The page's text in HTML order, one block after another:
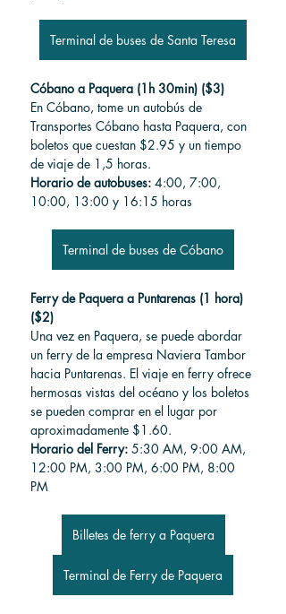
Terminal de buses de Santa Teresa
Cóbano a Paquera (1h 30min) ($3)
En Cóbano, tome un autobús de
Transportes Cóbano hasta Paquera, con
boletos que cuestan $2.95 y un tiempo
de viaje de 1,5 horas.
Horario de autobuses: 4:00, 7:00,
10:00, 13:00 y 16:15 horas
Terminal de buses de Cóbano
Ferry de Paquera a Puntarenas (1 hora)
($2)
Una vez en Paquera, se puede abordar
un ferry de la empresa Naviera Tambor
hacia Puntarenas. El viaje en ferry ofrece
hermosas vistas del océano y los boletos
se pueden comprar en el lugar por
aproximadamente $1.60.
Horario del Ferry: 5:30 AM, 9:00 AM,
12:00 PM, 3:00 PM, 6:00 PM, 8:00
PM
Billetes de ferry a Paquera
Terminal de Ferry de Paquera